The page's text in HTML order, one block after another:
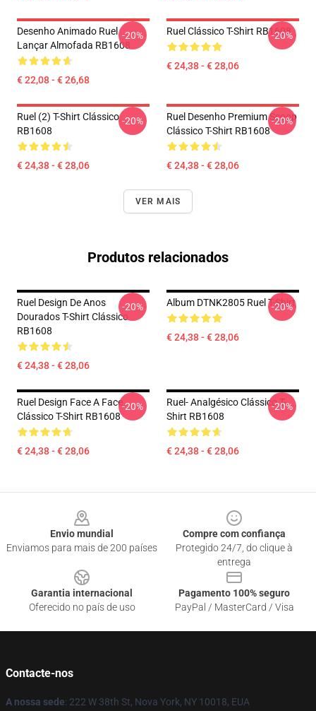
Desenho Animado Ruel
Lançar Almofada RB1608
€ 22,08 - € 26,68
-20% Ruel Clássico T-Shirt RB1608
€ 24,38 - € 28,06
-20%
Ruel (2) T-Shirt Clássico
RB1608
€ 24,38 - € 28,06
-20%
Ruel Desenho Premium Scoop
Clássico T-Shirt RB1608
€ 24,38 - € 28,06
-20%
VER MAIS
Produtos relacionados
Ruel Design De Anos
Dourados T-Shirt Clássico
RB1608
€ 24,38 - € 28,06
-20% Album DTNK2805 Ruel T-Shirt
€ 24,38 - € 28,06
-20%
Ruel Design Face A Face
Clássico T-Shirt RB1608
€ 24,38 - € 28,06
-20%
Ruel- Analgésico Clássico T-
Shirt RB1608
€ 24,38 - € 28,06
-20%
Envio mundial
Enviamos para mais de 200 países
Compre com confiança
Protegido 24/7, do clique à
entrega
Garantia internacional
Oferecido no país de uso
Pagamento 100% seguro
PayPal / MasterCard / Visa
Contacte-nos
A nossa sede: 222 W 38th St, Nova York, NY 10018, EUA